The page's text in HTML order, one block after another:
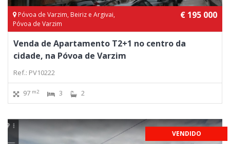
Póvoa de Varzim, Beiriz e Argivai,
Póvoa de Varzim
€ 195 000
Venda de Apartamento T2+1 no centro da
cidade, na Póvoa de Varzim
Ref.: PV10222
97 m2 3 2
VENDIDO